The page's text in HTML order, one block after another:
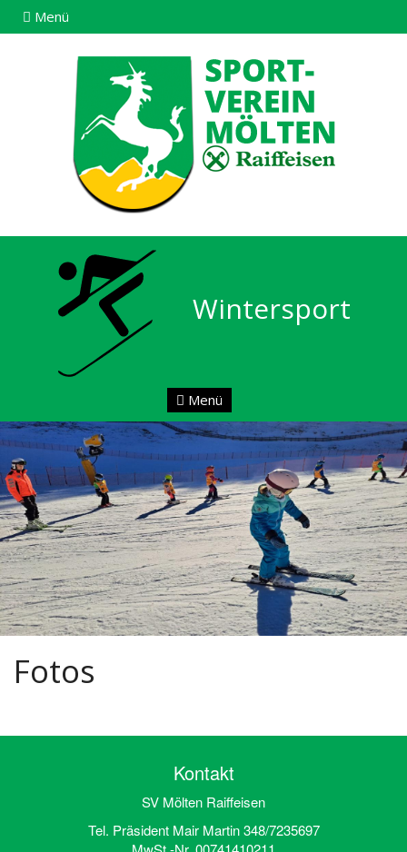
Menü
Wintersport
Menü
Fotos
Kontakt
SV Mölten Raiffeisen
Tel. Präsident Mair Martin 348/7235697